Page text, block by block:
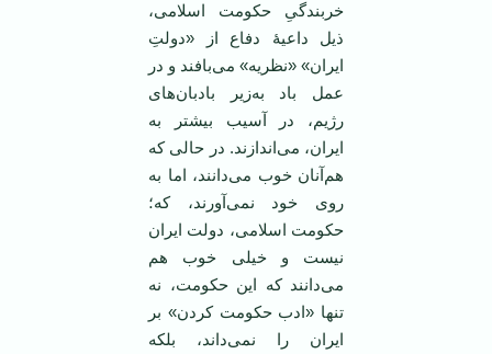
خربندگیِ حکومت اسلامی،
ذیل داعیۀ دفاع از «دولتِ
ایران» «نظریه» می‌بافند و در
عمل باد به‌زیر بادبان‌های
رژیم، در آسیب بیشتر به
ایران، می‌اندازند. در حالی که
هم‌آنان خوب می‌دانند، اما به
روی خود نمی‌آورند، که؛
حکومت اسلامی، دولت ایران
نیست و خیلی خوب هم
می‌دانند که این حکومت، نه
تنها «ادب حکومت کردن» بر
ایران را نمی‌داند، بلکه